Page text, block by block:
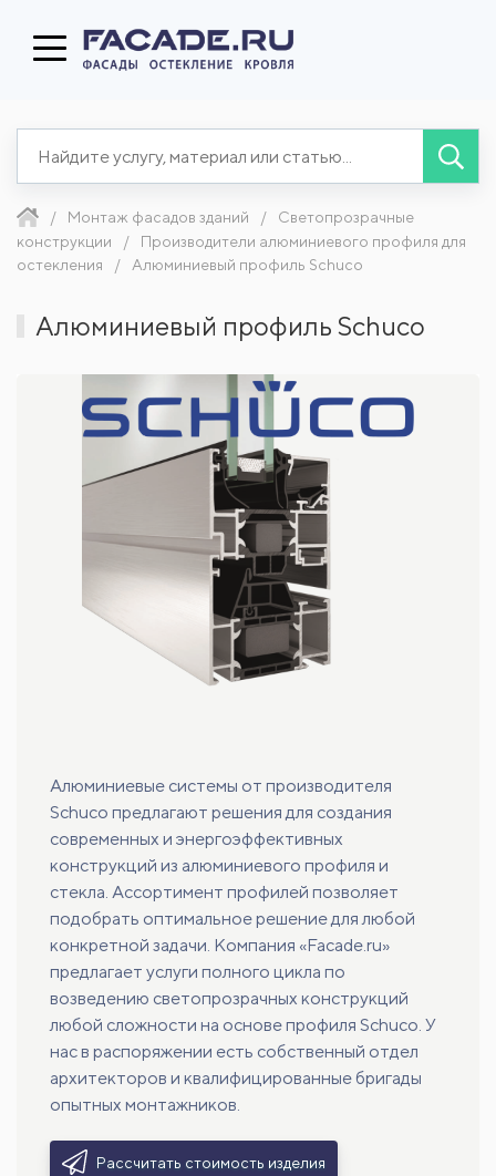
Монтаж фасадов зданий
Светопрозрачные
конструкции
Производители алюминиевого профиля для
остекления
Алюминиевый профиль Schuco
Алюминиевый профиль Schuco
Алюминиевые системы от производителя
Schuco предлагают решения для создания
современных и энергоэффективных
конструкций из алюминиевого профиля и
стекла. Ассортимент профилей позволяет
подобрать оптимальное решение для любой
конкретной задачи. Компания «Facade.ru»
предлагает услуги полного цикла по
возведению светопрозрачных конструкций
любой сложности на основе профиля Schuco. У
нас в распоряжении есть собственный отдел
архитекторов и квалифицированные бригады
опытных монтажников.
Рассчитать стоимость изделия